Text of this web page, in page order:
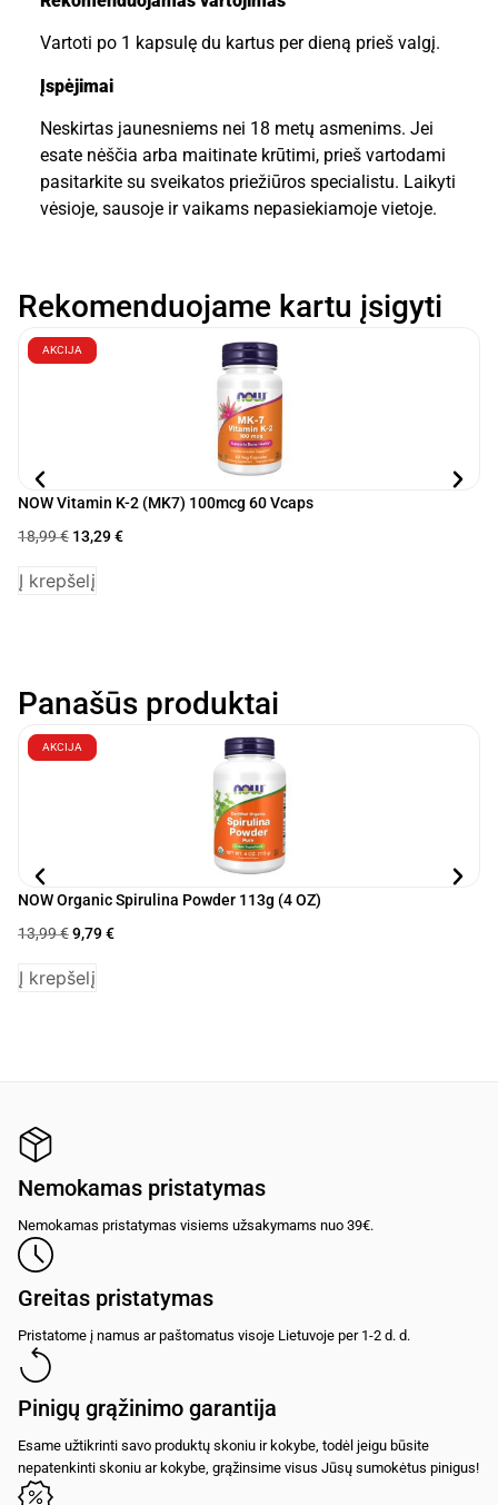
Vartoti po 1 kapsulę du kartus per dieną prieš valgį.
Įspėjimai
Neskirtas jaunesniems nei 18 metų asmenims. Jei
esate nėščia arba maitinate krūtimi, prieš vartodami
pasitarkite su sveikatos priežiūros specialistu. Laikyti
vėsioje, sausoje ir vaikams nepasiekiamoje vietoje.
Rekomenduojame kartu įsigyti
AKCIJA
NOW Vitamin K-2 (MK7) 100mcg 60 Vcaps
18,99€ 13,29€
Į krepšelį
Panašūs produktai
AKCIJA
NOW Organic Spirulina Powder 113g (4 OZ)
13,99€9,79€
Į krepšelį
Nemokamas pristatymas
Nemokamas pristatymas visiems užsakymams nuo 39€.
Greitas pristatymas
Pristatome į namus ar paštomatus visoje Lietuvoje per 1-2 d. d.
Pinigų grąžinimo garantija
Esame užtikrinti savo produktų skoniu ir kokybe, todėl jeigu būsite
nepatenkinti skoniu ar kokybe, grąžinsime visus Jūsų sumokėtus pinigus!